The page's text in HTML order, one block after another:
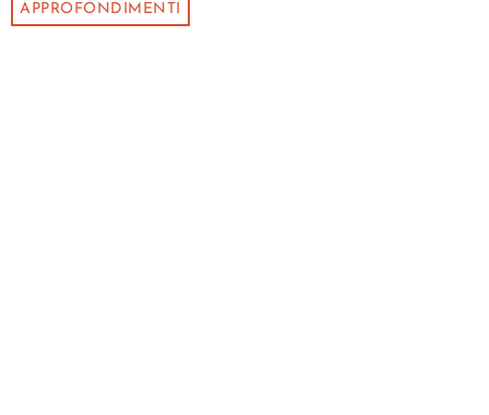
APPROFONDIMENTI